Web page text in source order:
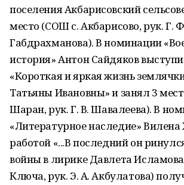
поселения Акбарисовский
место (СОШ с. Акбарисово, рук. Г.
Габдрахманова). В номинации
история» Антон Сайдяков
«Короткая и яркая жизнь
Татьяны Ивановны» и занял 3
Шаран, рук. Г. В. Шавалеева). В
«Литературное наследие» Вилена
работой «...В последний он
войны в лирике Давлета
Ключа, рук. Э. А. Акбулатова)